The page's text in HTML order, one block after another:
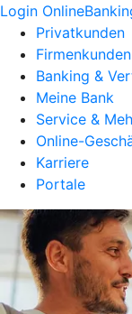
Login
Privatkunden
Firmenkunden
Banking &
Meine Bank
Service &
Online-
Karriere
Portale